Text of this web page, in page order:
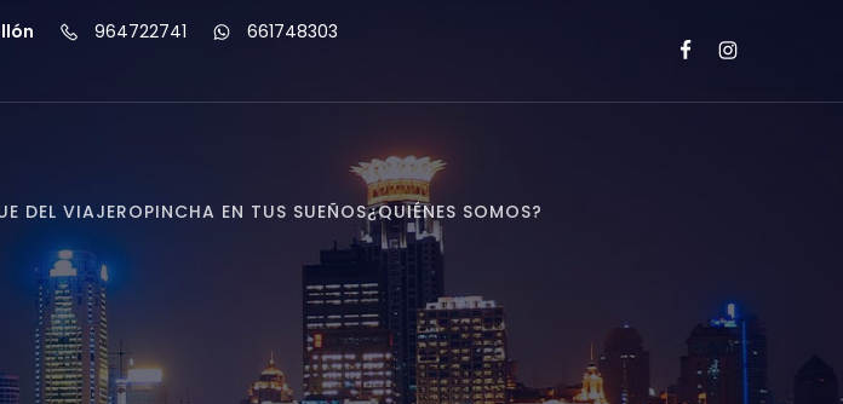
964722741
661748303
DEL VIAJEROPINCHA EN TUS SUEÑOS¿QUIÉNES SOMOS?